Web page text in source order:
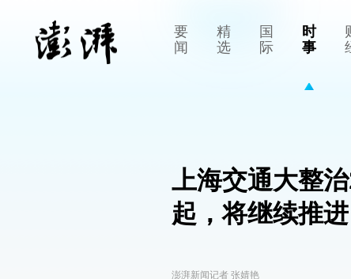
要
闻
精
选
国
际
时
事
上海交通大整
起，将继续推进
澎湃新闻记者 张婧艳